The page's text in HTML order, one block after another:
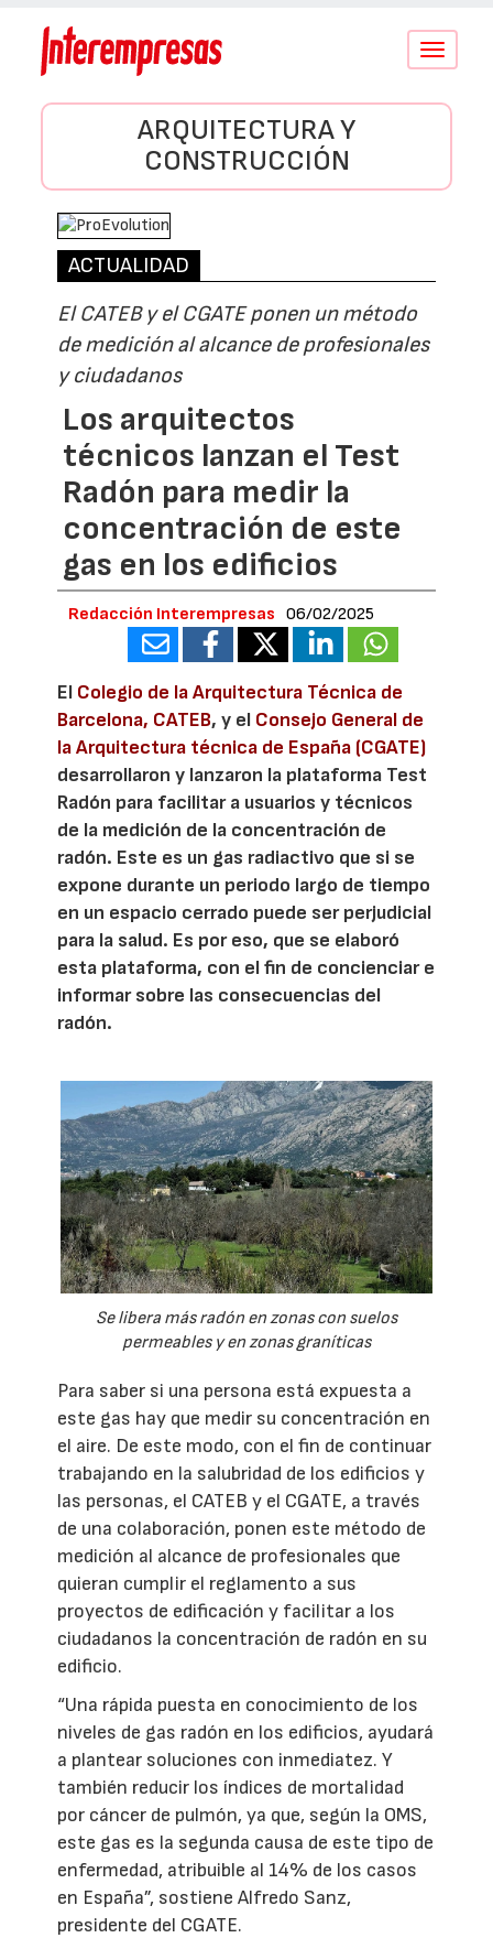
Conmutar
ARQUITECTURA Y
CONSTRUCCIÓN
ACTUALIDAD
El CATEB y el CGATE ponen un método
de medición al alcance de profesionales
y ciudadanos
Los arquitectos
técnicos lanzan el Test
Radón para medir la
concentración de este
gas en los edificios
Redacción Interempresas 06/02/2025
El Colegio de la Arquitectura Técnica de
Barcelona, CATEB, y el Consejo General de
la Arquitectura técnica de España (CGATE)
desarrollaron y lanzaron la plataforma Test
Radón para facilitar a usuarios y técnicos
de la medición de la concentración de
radón. Este es un gas radiactivo que si se
expone durante un periodo largo de tiempo
en un espacio cerrado puede ser perjudicial
para la salud. Es por eso, que se elaboró
esta plataforma, con el fin de concienciar e
informar sobre las consecuencias del
radón.
Se libera más radón en zonas con suelos
permeables y en zonas graníticas
Para saber si una persona está expuesta a
este gas hay que medir su concentración en
el aire. De este modo, con el fin de continuar
trabajando en la salubridad de los edificios y
las personas, el CATEB y el CGATE, a través
de una colaboración, ponen este método de
medición al alcance de profesionales que
quieran cumplir el reglamento a sus
proyectos de edificación y facilitar a los
ciudadanos la concentración de radón en su
edificio.
“Una rápida puesta en conocimiento de los
niveles de gas radón en los edificios, ayudará
a plantear soluciones con inmediatez. Y
también reducir los índices de mortalidad
por cáncer de pulmón, ya que, según la OMS,
este gas es la segunda causa de este tipo de
enfermedad, atribuible al 14% de los casos
en España”, sostiene Alfredo Sanz,
presidente del CGATE.